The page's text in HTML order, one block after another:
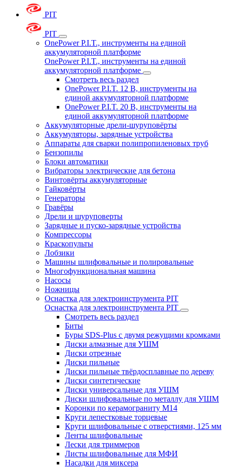
PIT
PIT
OnePower P.I.T., инструменты на единой
аккумуляторной платформе
OnePower P.I.T., инструменты на единой
аккумуляторной платформе
Смотреть весь раздел
OnePower P.I.T. 12 В, инструменты на
единой аккумуляторной платформе
OnePower P.I.T. 20 В, инструменты на
единой аккумуляторной платформе
Аккумуляторные дрели-шуруповёрты
Аккумуляторы, зарядные устройства
Аппараты для сварки полипропиленовых труб
Бензопилы
Блоки автоматики
Вибраторы электрические для бетона
Винтовёрты аккумуляторные
Гайковёрты
Генераторы
Гравёры
Дрели и шуруповерты
Зарядные и пуско-зарядные устройства
Компрессоры
Краскопульты
Лобзики
Машины шлифовальные и полировальные
Многофункциональная машина
Насосы
Ножницы
Оснастка для электроинструмента PIT
Оснастка для электроинструмента PIT
Смотреть весь раздел
Биты
Буры SDS-Plus c двумя режущими кромками
Диски алмазные для УШМ
Диски отрезные
Диски пильные
Диски пильные твёрдосплавные по дереву
Диски синтетические
Диски универсальные для УШМ
Диски шлифовальные по металлу для УШМ
Коронки по керамограниту M14
Круги лепестковые торцевые
Круги шлифовальные с отверстиями, 125 мм
Ленты шлифовальные
Лески для триммеров
Листы шлифовальные для МФИ
Насадки для миксера